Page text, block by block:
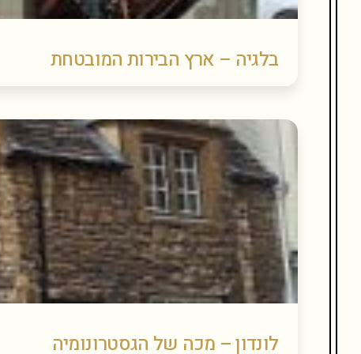
בלגיה – ארץ הבירות המובטחת
לונדון – מכה של הגסטרונומיה